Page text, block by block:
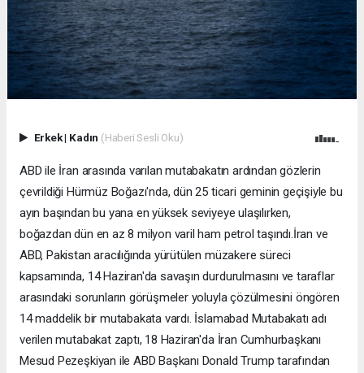
Erkek| Kadın (Haberi Sesli Oku)
ABD ile İran arasında varılan mutabakatın ardından gözlerin
çevrildiği Hürmüz Boğazı'nda, dün 25 ticari geminin geçişiyle bu
ayın başından bu yana en yüksek seviyeye ulaşılırken,
boğazdan dün en az 8 milyon varil ham petrol taşındı.İran ve
ABD, Pakistan aracılığında yürütülen müzakere süreci
kapsamında, 14 Haziran'da savaşın durdurulmasını ve taraflar
arasındaki sorunların görüşmeler yoluyla çözülmesini öngören
14 maddelik bir mutabakata vardı. İslamabad Mutabakatı adı
verilen mutabakat zaptı, 18 Haziran'da İran Cumhurbaşkanı
Mesud Pezeşkiyan ile ABD Başkanı Donald Trump tarafından